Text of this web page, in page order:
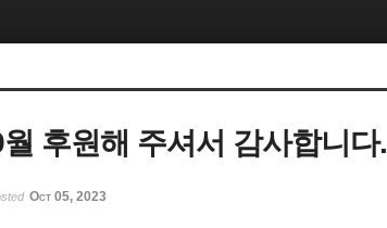
후원해 주셔서 감사합니다.
Oct 05, 2023